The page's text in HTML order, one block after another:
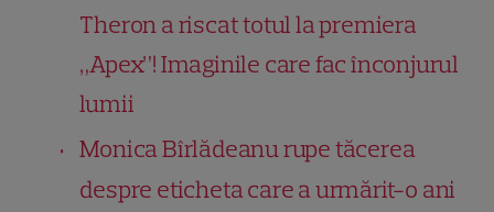
Theron a riscat totul la premiera
„Apex”! Imaginile care fac înconjurul
lumii
Monica Bîrlădeanu rupe tăcerea
despre eticheta care a urmărit-o ani